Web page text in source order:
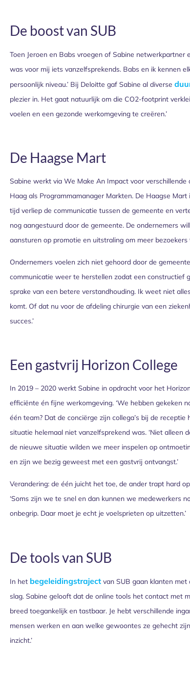
De boost van SUB
Toen Jeroen en Babs vroegen of Sabine netwerkpartner
was voor mij iets vanzelfsprekends. Babs en ik kennen
persoonlijk niveau.’ Bij Deloitte gaf Sabine al diverse
plezier in. Het gaat natuurlijk om die CO2-footprint
voelen en een gezonde werkomgeving te creëren.’
De Haagse Mart
Sabine werkt via We Make An Impact voor
Haag als Programmamanager Markten. De Haagse
tijd verliep de communicatie tussen de gemeente en
nog aangestuurd door de gemeente. De ondernemers
aansturen op promotie en uitstraling om meer bezoekers
Ondernemers voelen zich niet gehoord door de
communicatie weer te herstellen zodat een constructief
sprake van een betere verstandhouding. Ik weet niet
komt. Of dat nu voor de afdeling chirurgie van een
succes.’
Een gastvrij Horizon College
In 2019 – 2020 werkt Sabine in opdracht voor het
efficiënte én fijne werkomgeving. ‘We hebben gekeken
één team? Dat de conciërge zijn collega’s bij de
situatie helemaal niet vanzelfsprekend was. ‘Niet
de nieuwe situatie wilden we meer inspelen op
en zijn we bezig geweest met een gastvrij ontvangst.’
Verandering: de één juicht het toe, de ander trapt hard
‘Soms zijn we te snel en dan kunnen we medewerkers
onbegrip. Daar moet je echt je voelsprieten op uitzetten.’
De tools van SUB
In het begeleidingstraject van SUB gaan klanten met
slag. Sabine gelooft dat de online tools het contact met
breed toegankelijk en tastbaar. Je hebt verschillende
mensen werken en aan welke gewoontes ze gehecht
inzicht.’